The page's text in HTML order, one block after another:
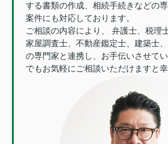
する書類の作成、相続手続きなどの
案件にも対応しております。
ご相談の内容により、 弁護士、税理
家屋調査士、不動産鑑定士、建築士
の専門家と連携し、お手伝いさせて
でもお気軽にご相談いただけますと幸